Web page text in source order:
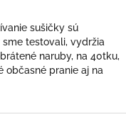
sušičky sú
testovali, vydržia
naruby, na 40tku,
občasné pranie aj na